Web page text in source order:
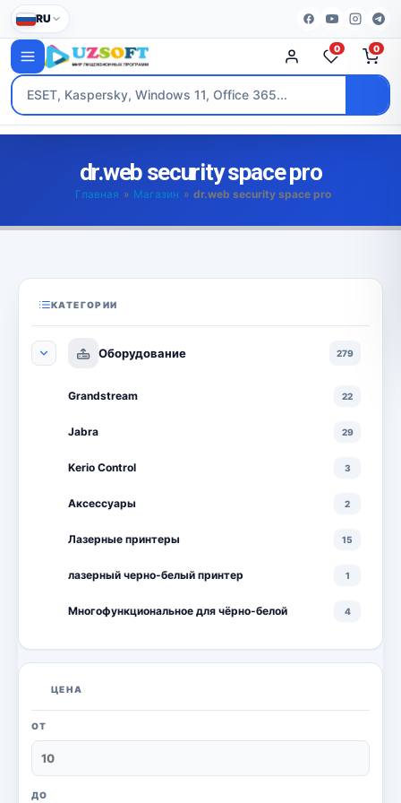
RU
0 0
dr.web security space pro
Главная » Магазин » dr.web security space pro
КАТЕГОРИИ
Оборудование 279
Grandstream 22
Jabra 29
Kerio Control 3
Аксессуары 2
Лазерные принтеры 15
лазерный черно-белый принтер 1
Многофункциональное для чёрно-белой 4
Многофункциональные лазерные принтеры 18
принтеры
ЦЕНА
ОТ
ДО